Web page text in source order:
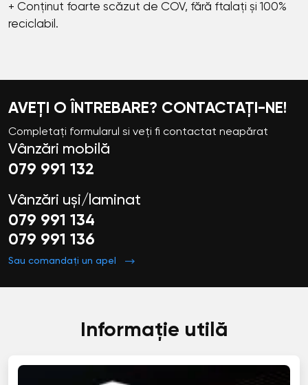
+ Conținut foarte scăzut de COV, fără ftalați și 100%
reciclabil.
AVEȚI O ÎNTREBARE? CONTACTAȚI-NE!
Completați formularul si veți fi contactat neapărat
Vânzări mobilă
079 991 132
Vânzări uși/laminat
079 991 134
079 991 136
Sau comandați un apel
Informație utilă